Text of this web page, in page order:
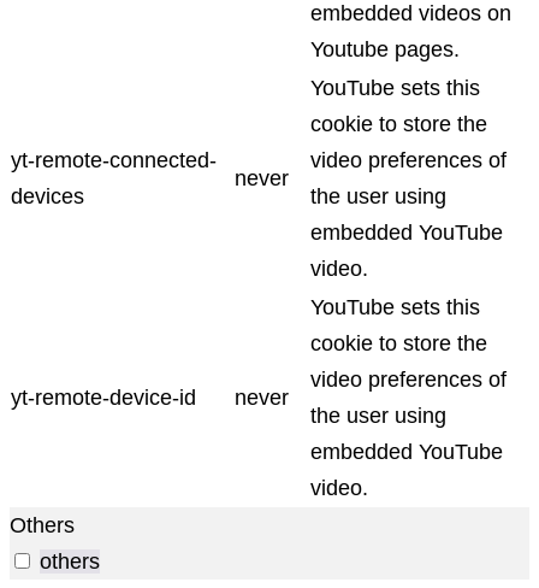
embedded videos on
Youtube pages.
yt-remote-connected-
devices
never
YouTube sets this
cookie to store the
video preferences of
the user using
embedded YouTube
video.
yt-remote-device-id never
YouTube sets this
cookie to store the
video preferences of
the user using
embedded YouTube
video.
Others
others